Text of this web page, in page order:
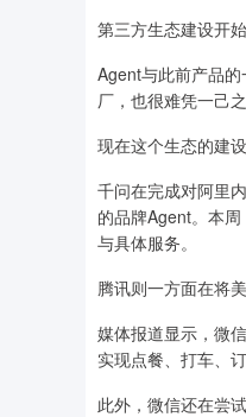
第三方生态建设开
Agent与此前产品
厂，也很难凭一己
现在这个生态的建
千问在完成对阿里
的品牌Agent。本
与具体服务。
腾讯则一方面在将
媒体报道显示，微
实现点餐、打车、
此外，微信还在尝